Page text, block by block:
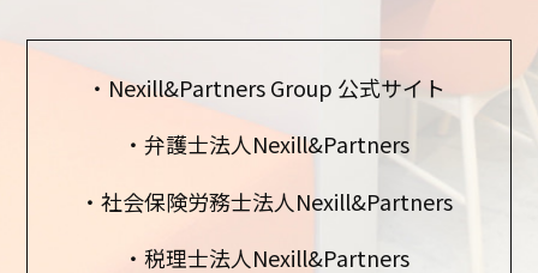
Nexill&Partners Group 公式サイト
弁護士法人Nexill&Partners
社会保険労務士法人Nexill&Partners
税理士法人Nexill&Partners